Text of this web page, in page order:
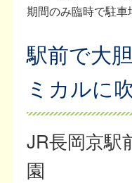
期間のみ臨時で駐車
駅前で大
ミカルに
JR長岡京駅
園